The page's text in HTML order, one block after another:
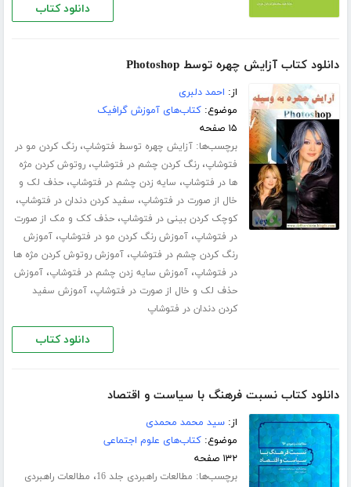
دانلود کتاب
دانلود کتاب آزایش چهره توسط Photoshop
از: احمد دلبری
موضوع:کتاب‌های آموزش گرافیک
۱۵ صفحه
برچسب‌ها:آزایش چهره توسط فتوشاپ،رنگ کردن مو در
فتوشاپ،رنگ کردن چشم در فتوشاپ،روتوش کردن مژه
ها در فتوشاپ، سایه زدن چشم در فتوشاپ،حذف لک و
خال از صورت در فتوشاپ، سفید کردن دندان در فتوشاپ،
کوچک کردن بینی در فتوشاپ،حذف کک و مک از صورت
در فتوشاپ،آموزش رنگ کردن مو در فتوشاپ،آموزش
رنگ کردن چشم در فتوشاپ،آموزش روتوش کردن مژه ها
در فتوشاپ،آموزش سایه زدن چشم در فتوشاپ،آموزش
حذف لک و خال از صورت در فتوشاپ،آموزش سفید
کردن دندان در فتوشاپ
دانلود کتاب
دانلود کتاب نسبت فرهنگ با سیاست و اقتصاد
از:سید محمد محمدی
موضوع:کتاب‌های علوم اجتماعی
۱۳۲ صفحه
برچسب‌ها: مطالعات راهبردی جلد 16 ، مطالعات راهبردی